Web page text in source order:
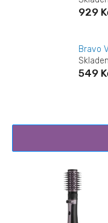
929
Bravo
549